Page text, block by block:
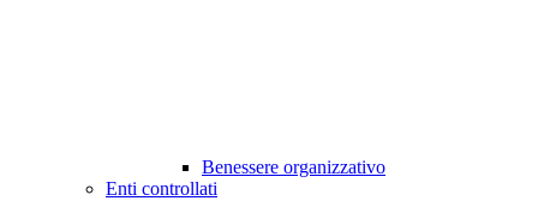
Benessere organizzativo
Enti controllati